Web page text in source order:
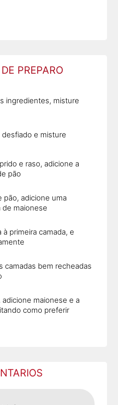
PREPARO
ingredientes, misture
e misture
e raso, adicione a
pão
pão, adicione uma
de maionese
primeira camada, e
camadas bem recheadas
adicione maionese e a
como preferir